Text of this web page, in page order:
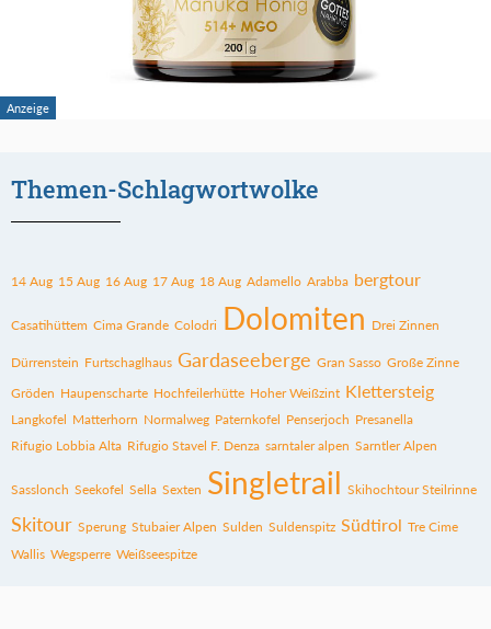
Themen-Schlagwortwolke
14 Aug 15 Aug 16 Aug 17 Aug 18 Aug Adamello Arabba bergtour
Casatihüttem Cima Grande Colodri Dolomiten Drei Zinnen
Dürrenstein Furtschaglhaus Gardaseeberge Gran Sasso Große Zinne
Gröden Haupenscharte Hochfeilerhütte Hoher Weißzint Klettersteig
Langkofel Matterhorn Normalweg Paternkofel Penserjoch Presanella
Rifugio Lobbia Alta Rifugio Stavel F. Denza sarntaler alpen Sarntler Alpen
Sasslonch Seekofel Sella Sexten Singletrail Skihochtour Steilrinne
Skitour Sperung Stubaier Alpen Sulden Suldenspitz Südtirol Tre Cime
Wallis Wegsperre Weißseespitze